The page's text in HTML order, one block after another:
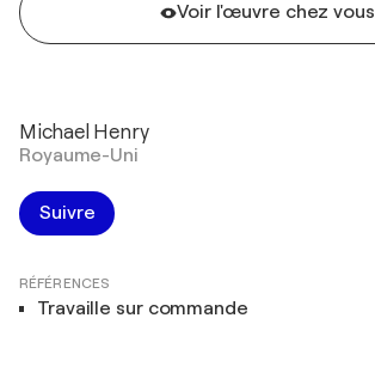
Voir l'œuvre chez vous
Michael Henry
Royaume-Uni
Suivre
RÉFÉRENCES
Travaille sur commande